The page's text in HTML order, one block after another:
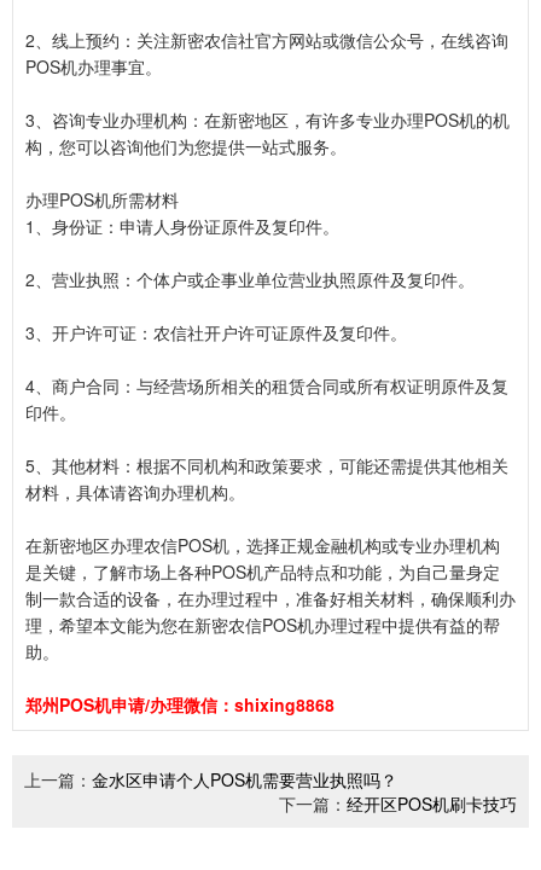
2、线上预约：关注新密农信社官方网站或微信公众号，在线咨询
POS机办理事宜。
3、咨询专业办理机构：在新密地区，有许多专业办理POS机的机
构，您可以咨询他们为您提供一站式服务。
办理POS机所需材料
1、身份证：申请人身份证原件及复印件。
2、营业执照：个体户或企事业单位营业执照原件及复印件。
3、开户许可证：农信社开户许可证原件及复印件。
4、商户合同：与经营场所相关的租赁合同或所有权证明原件及复
印件。
5、其他材料：根据不同机构和政策要求，可能还需提供其他相关
材料，具体请咨询办理机构。
在新密地区办理农信POS机，选择正规金融机构或专业办理机构
是关键，了解市场上各种POS机产品特点和功能，为自己量身定
制一款合适的设备，在办理过程中，准备好相关材料，确保顺利办
理，希望本文能为您在新密农信POS机办理过程中提供有益的帮
助。
郑州POS机申请/办理微信：shixing8868
上一篇： 金水区申请个人POS机需要营业执照吗？
下一篇： 经开区POS机刷卡技巧